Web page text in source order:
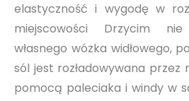
elastyczność i wygodę w
miejscowości Drzycim
własnego wózka widłowego,
sól jest rozładowywana przez
pomocą paleciaka i windy w